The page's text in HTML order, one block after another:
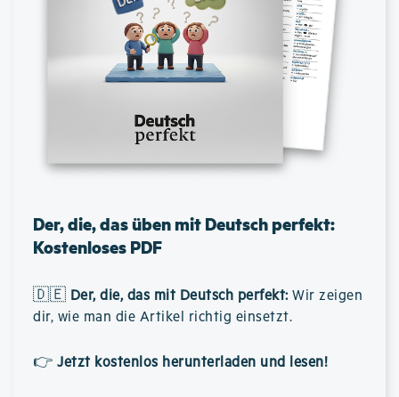
Der, die, das üben mit Deutsch perfekt:
Kostenloses PDF
🇩🇪 Der, die, das mit Deutsch perfekt: Wir zeigen
dir, wie man die Artikel richtig einsetzt.
👉 Jetzt kostenlos herunterladen und lesen!